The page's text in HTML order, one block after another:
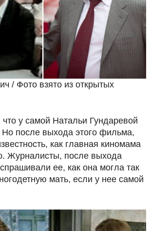
/ Фото взято из открытых
у самой Натальи Гундаревой
после выхода этого фильма,
как главная киномама
Журналисты, после выхода
ее, как она могла так
мать, если у нее самой